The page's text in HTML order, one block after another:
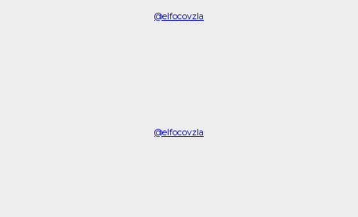
@elfocovzla
@elfocovzla